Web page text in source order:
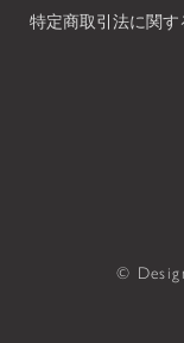
特定商取引法に関す
©